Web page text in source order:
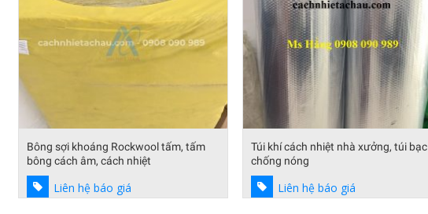
Bông sợi khoáng Rockwool tấm, tấm
bông cách âm, cách nhiệt
Liên hệ báo giá
Túi khí cách nhiệt nhà xưởng, túi bạc
chống nóng
Liên hệ báo giá